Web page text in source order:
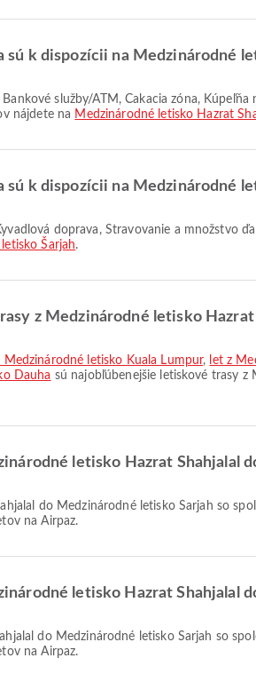
k dispozícii na Medzinárodné
nájdete na Medzinárodné letisko Hazrat
k dispozícii na Medzinárodné
Šarjah.
z Medzinárodné letisko Hazrat
letisko Kuala Lumpur, let z
Dauha sú najobľúbenejšie letiskové trasy
letisko Hazrat Shahjalal
na Airpaz.
letisko Hazrat Shahjalal
na Airpaz.